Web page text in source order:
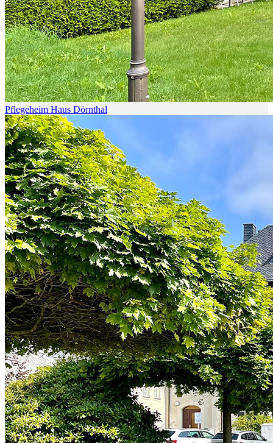
Pflegeheim Haus Dörnthal